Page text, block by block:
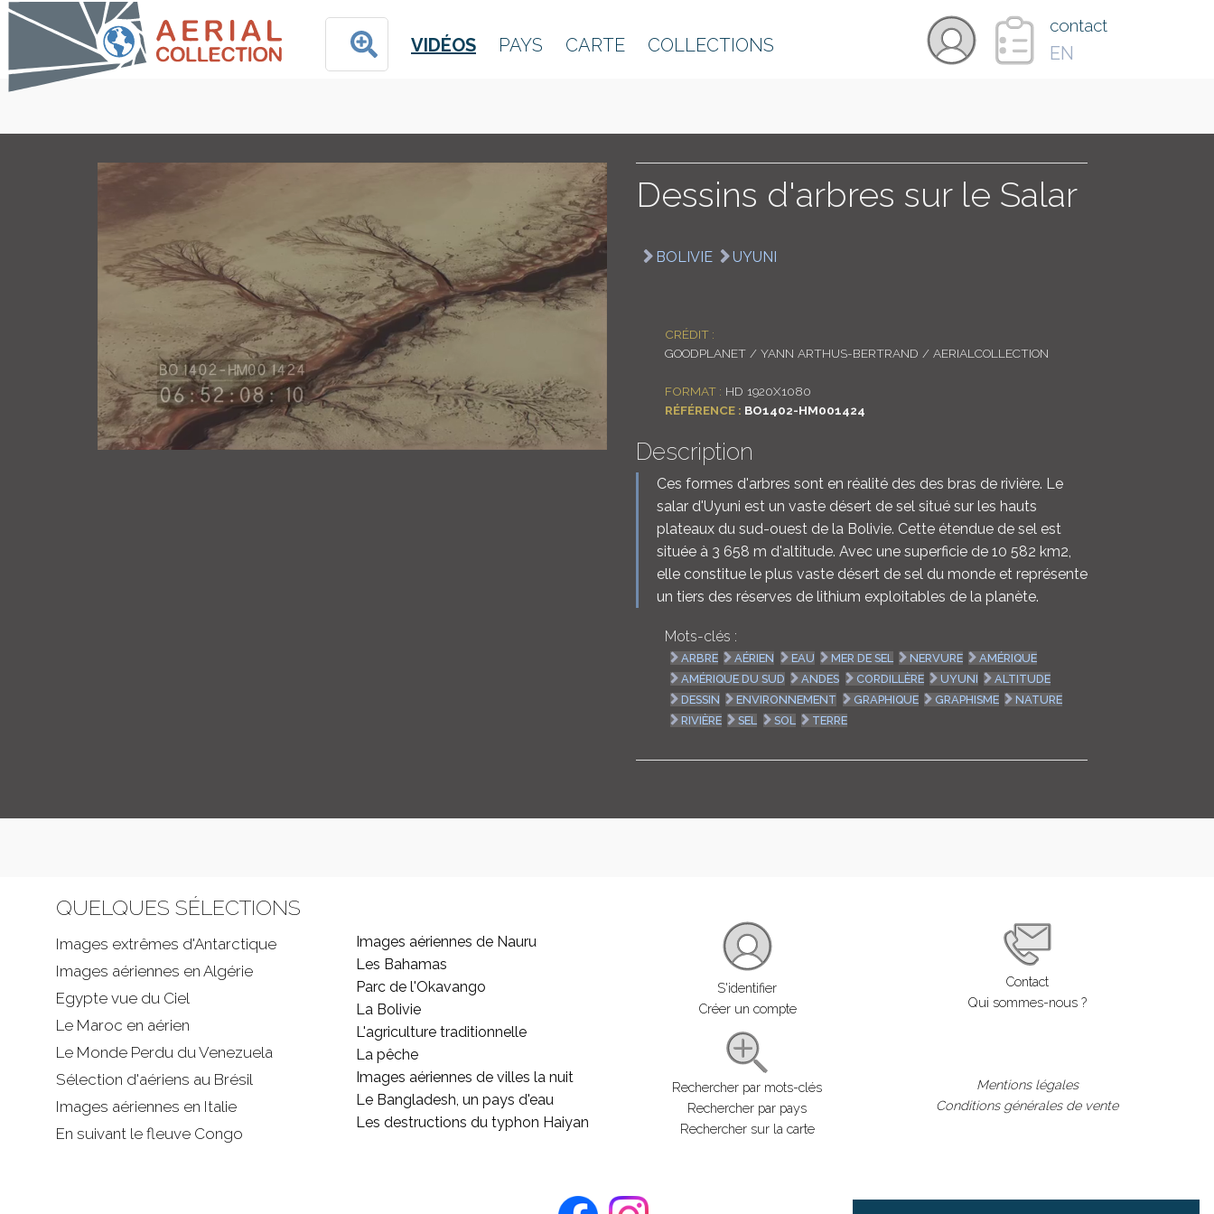
VIDÉOS PAYS CARTE COLLECTIONS
contact
EN
Dessins d'arbres sur le Salar
BOLIVIE UYUNI
CRÉDIT :
GOODPLANET / YANN ARTHUS-BERTRAND / AERIALCOLLECTION
FORMAT : HD 1920X1080
RÉFÉRENCE : BO1402-HM001424
Description
Ces formes d'arbres sont en réalité des des bras de rivière. Le
salar d'Uyuni est un vaste désert de sel situé sur les hauts
plateaux du sud-ouest de la Bolivie. Cette étendue de sel est
située à 3 658 m d'altitude. Avec une superficie de 10 582 km2,
elle constitue le plus vaste désert de sel du monde et représente
un tiers des réserves de lithium exploitables de la planète.
Mots-clés :
ARBRE AÉRIEN EAU MER DE SEL NERVURE
AMÉRIQUE
AMÉRIQUE DU SUD
ANDES CORDILLÈRE UYUNI
ALTITUDE
DESSIN
ENVIRONNEMENT GRAPHIQUE GRAPHISME
NATURE
RIVIÈRE
SEL SOL TERRE
QUELQUES SÉLECTIONS
Images extrêmes d'Antarctique
Images aériennes en Algérie
Egypte vue du Ciel
Le Maroc en aérien
Le Monde Perdu du Venezuela
Sélection d'aériens au Brésil
Images aériennes en Italie
En suivant le fleuve Congo
Images aériennes de Nauru
Les Bahamas
Parc de l'Okavango
La Bolivie
L'agriculture traditionnelle
La pêche
Images aériennes de villes la nuit
Le Bangladesh, un pays d'eau
Les destructions du typhon Haiyan
S'identifier
Créer un compte
Rechercher par mots-clés
Rechercher par pays
Rechercher sur la carte
Contact
Qui sommes-nous ?
Mentions légales
Conditions générales de vente